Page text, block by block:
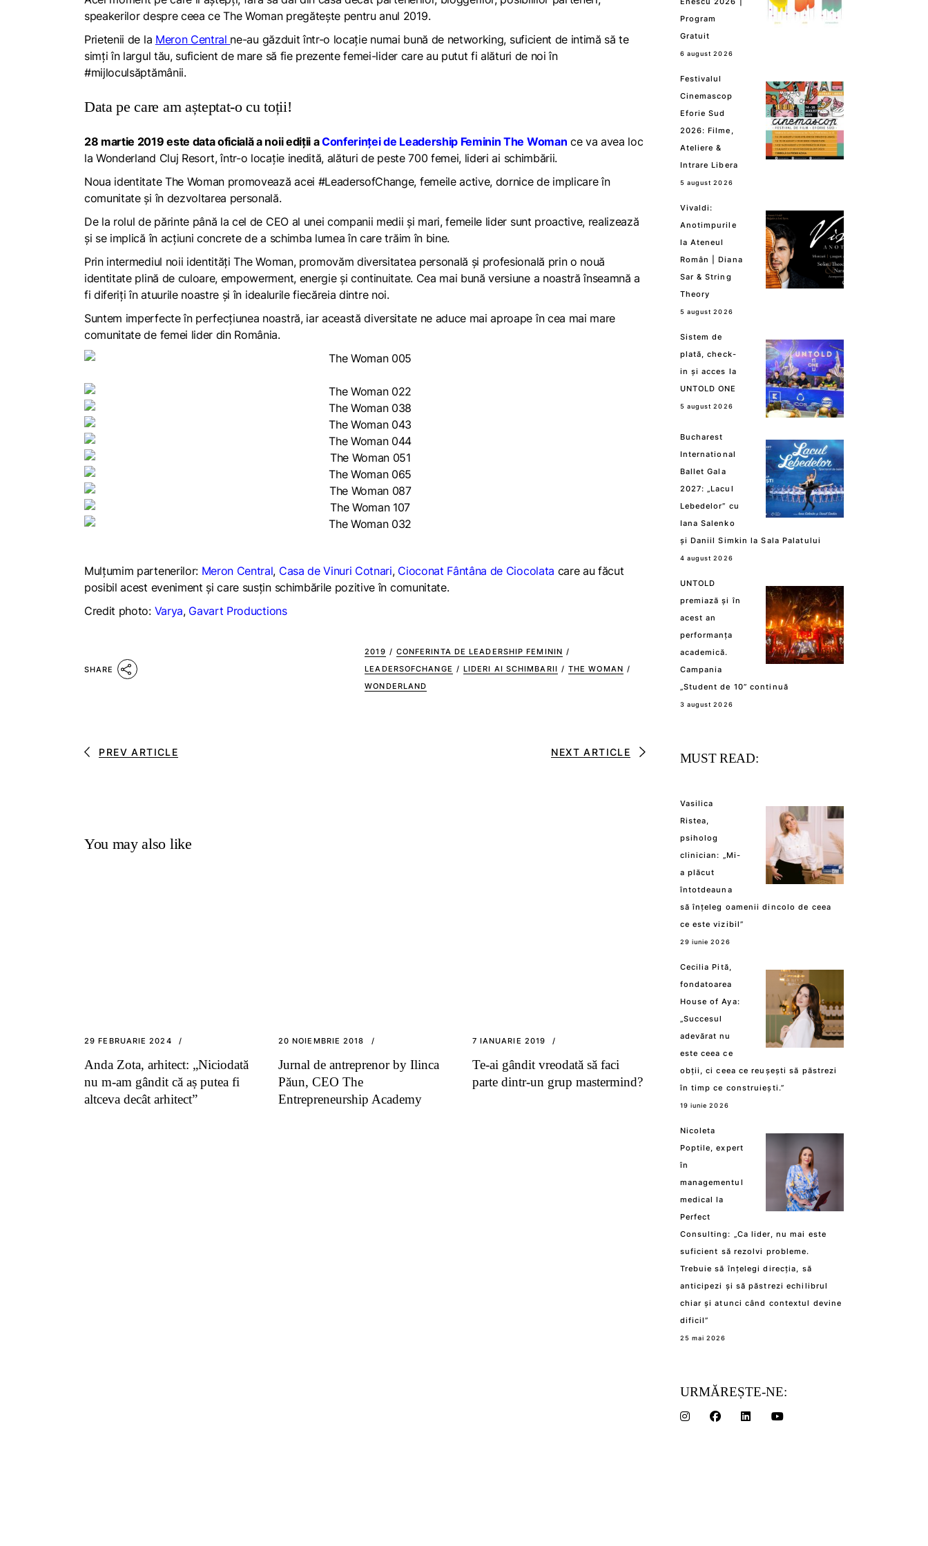
speakerilor despre ceea ce The Woman pregătește pentru anul 2019.
Prietenii de la Meron Central ne-au găzduit într-o locație numai bună de networking, suficient de intimă să te
simți în largul tău, suficient de mare să fie prezente femei-lider care au putut fi alături de noi în
#mijloculsăptămânii.
Data pe care am așteptat-o cu toții!
28 martie 2019 este data oficială a noii ediții aConferinței de Leadership Feminin The Woman ce va avea loc
la Wonderland Cluj Resort, într-o locație inedită, alături de peste 700 femei, lideri ai schimbării.
Noua identitate The Woman promovează acei #LeadersofChange, femeile active, dornice de implicare în
comunitate și în dezvoltarea personală.
De la rolul de părinte până la cel de CEO al unei companii medii și mari, femeile lider sunt proactive, realizează
și se implică în acțiuni concrete de a schimba lumea în care trăim în bine.
Prin intermediul noii identități The Woman, promovăm diversitatea personală și profesională prin o nouă
identitate plină de culoare, empowerment, energie și continuitate. Cea mai bună versiune a noastră înseamnă a
fi diferiți în atuurile noastre și în idealurile fiecăreia dintre noi.
Suntem imperfecte în perfecțiunea noastră, iar această diversitate ne aduce mai aproape în cea mai mare
comunitate de femei lider din România.
Mulțumim partenerilor: Meron Central, Casa de Vinuri Cotnari, Cioconat Fântâna de Ciocolata care au făcut
posibil acest eveniment și care susțin schimbările pozitive în comunitate.
Credit photo: Varya, Gavart Productions
SHARE
2019 / CONFERINTA DE LEADERSHIP FEMININ /
LEADERSOFCHANGE / LIDERI AI SCHIMBARII / THE WOMAN /
WONDERLAND
PREV ARTICLE NEXT ARTICLE
You may also like
29 FEBRUARIE 2024
Anda Zota, arhitect: „Niciodată
nu m-am gândit că aș putea fi
altceva decât arhitect”
20 NOIEMBRIE 2018
Jurnal de antreprenor by Ilinca
Păun, CEO The
Entrepreneurship Academy
7 IANUARIE 2019
Te-ai gândit vreodată să faci
parte dintr-un grup mastermind?
Program
Gratuit
6 august 2026
Festivalul
Cinemascop
Eforie Sud
2026: Filme,
Ateliere &
Intrare Libera
5 august 2026
Vivaldi:
Anotimpurile
la Ateneul
Român | Diana
Sar & String
Theory
5 august 2026
Sistem de
plată, check-
in și acces la
UNTOLD ONE
5 august 2026
Bucharest
International
Ballet Gala
2027: „Lacul
Lebedelor” cu
Iana Salenko
și Daniil Simkin la Sala Palatului
4 august 2026
UNTOLD
premiază și în
acest an
performanța
academică.
Campania
„Student de 10” continuă
3 august 2026
MUST READ:
Vasilica
Ristea,
psiholog
clinician: „Mi-
a plăcut
întotdeauna
să înțeleg oamenii dincolo de ceea
ce este vizibil”
29 iunie 2026
Cecilia Pită,
fondatoarea
House of Aya:
„Succesul
adevărat nu
este ceea ce
obții, ci ceea ce reușești să păstrezi
în timp ce construiești.”
19 iunie 2026
Nicoleta
Poptile, expert
în
managementul
medical la
Perfect
Consulting: „Ca lider, nu mai este
suficient să rezolvi probleme.
Trebuie să înțelegi direcția, să
anticipezi și să păstrezi echilibrul
chiar și atunci când contextul devine
dificil”
25 mai 2026
URMĂREȘTE-NE: